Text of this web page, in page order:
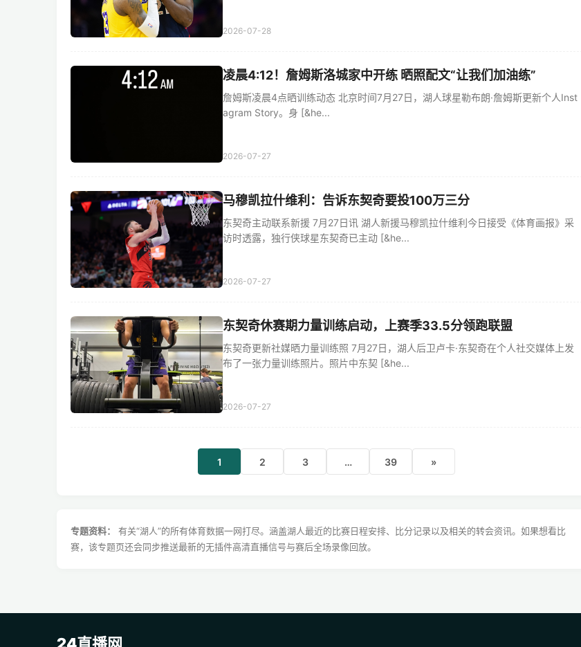
2026-07-28
凌晨4:12！詹姆斯洛城家中开练 晒照配文“让我们加油练”
詹姆斯凌晨4点晒训练动态 北京时间7月27日，湖人球星勒布朗·詹姆斯更新个人Inst
agram Story。身 [&he...
2026-07-27
马穆凯拉什维利：告诉东契奇要投100万三分
东契奇主动联系新援 7月27日讯 湖人新援马穆凯拉什维利今日接受《体育画报》采
访时透露，独行侠球星东契奇已主动 [&he...
2026-07-27
东契奇休赛期力量训练启动，上赛季33.5分领跑联盟
东契奇更新社媒晒力量训练照 7月27日，湖人后卫卢卡·东契奇在个人社交媒体上发
布了一张力量训练照片。照片中东契 [&he...
2026-07-27
1 2 3 … 39 »
专题资料：
有关“湖人”的所有体育数据一网打尽。涵盖湖人最近的比赛日程安排、比分记录以及相关的转会资讯。如果想看比
赛，该专题页还会同步推送最新的无插件高清直播信号与赛后全场录像回放。